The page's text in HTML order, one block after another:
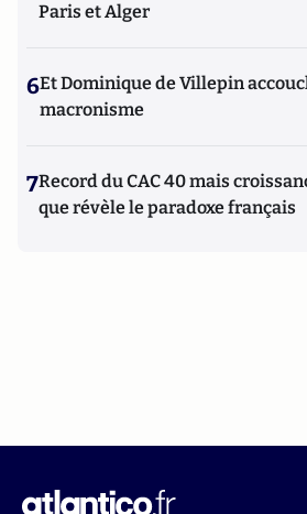
Paris et Alger
6Et Dominique de Villepin
macronisme
7Record du CAC 40 mais
que révèle le paradoxe français